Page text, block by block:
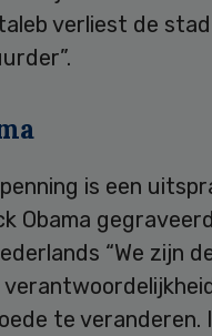
verliest de
is een
Obama
“We zijn
te veranderen.